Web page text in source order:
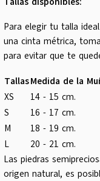
Para elegir tu talla
una cinta métrica,
para evitar que te
TallasMedida de la
XS
14 - 15 cm.
S
16 - 17 cm.
M
18 - 19 cm.
L
20 - 21 cm.
Las piedras
origen natural, es